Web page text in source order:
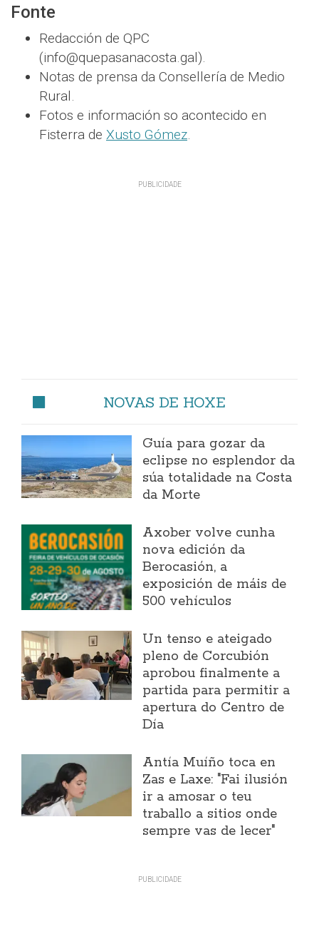
Fonte
Redacción de QPC
(info@quepasanacosta.gal).
Notas de prensa da Consellería de Medio
Rural.
Fotos e información so acontecido en
Fisterra de Xusto Gómez.
NOVAS DE HOXE
Guía para gozar da
eclipse no esplendor da
súa totalidade na Costa
da Morte
Axober volve cunha
nova edición da
Berocasión, a
exposición de máis de
500 vehículos
Un tenso e ateigado
pleno de Corcubión
aprobou finalmente a
partida para permitir a
apertura do Centro de
Día
Antía Muíño toca en
Zas e Laxe: "Fai ilusión
ir a amosar o teu
traballo a sitios onde
sempre vas de lecer"